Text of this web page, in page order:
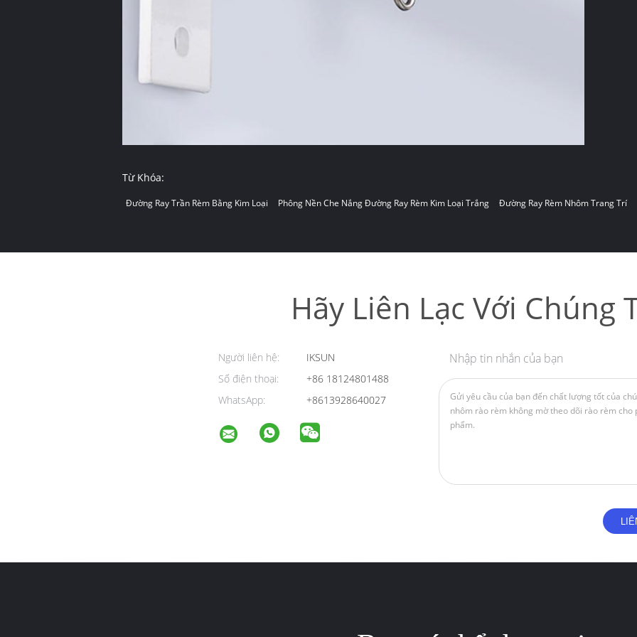
Từ Khóa:
Đường Ray Trần Rèm Bằng Kim Loại Phông Nền Che Nắng Đường Ray Rèm Kim Loại Trắng Đường Ray Rèm Nhôm Trang Trí
Hãy Liên Lạc Với Chúng
Người liên hệ:
IKSUN
Số điện thoại:
+86 18124801488
WhatsApp:
+8613928640027
Nhập tin nhắn của bạn